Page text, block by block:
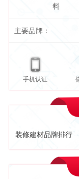
料
主要品牌：
手机认证
装修建材品牌排行